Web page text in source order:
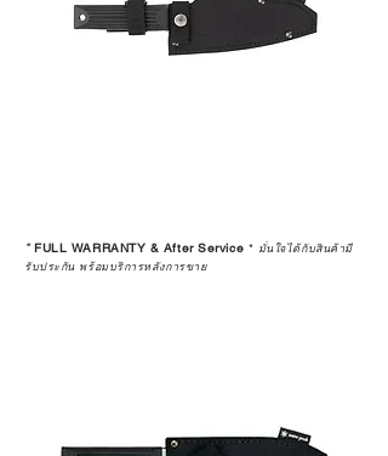
แนะนำให้คุณสอบถามทุกครั้งว่า ร้าน
ค้าที่คุณกำลังเลือกซื้อนั้น มีการรับ
ในอุปกรณ์ที่คุณรัก มีคุณค่าอย่าง
*FULL WARRANTY & After Service * มั่นใจได้กับสินค้ามี
รับประกัน พร้อมบริการหลังการขาย